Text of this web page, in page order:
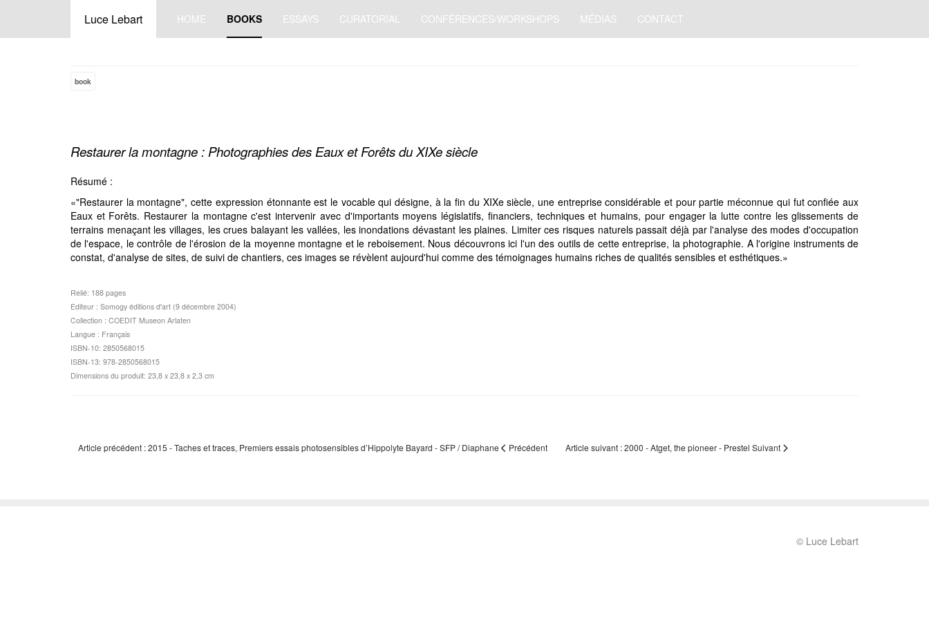
Luce Lebart HOME BOOKS ESSAYS CURATORIAL CONFÉRENCES/WORKSHOPS MÉDIAS CONTACT
book
Restaurer la montagne : Photographies des Eaux et Forêts du XIXe siècle
Résumé :
«"Restaurer la montagne", cette expression étonnante est le vocable qui désigne, à la fin du XIXe siècle, une entreprise considérable et pour partie méconnue qui fut confiée aux
Eaux et Forêts. Restaurer la montagne c'est intervenir avec d'importants moyens législatifs, financiers, techniques et humains, pour engager la lutte contre les glissements de
terrains menaçant les villages, les crues balayant les vallées, les inondations dévastant les plaines. Limiter ces risques naturels passait déjà par l'analyse des modes d'occupation
de l'espace, le contrôle de l'érosion de la moyenne montagne et le reboisement. Nous découvrons ici l'un des outils de cette entreprise, la photographie. A l'origine instruments de
constat, d'analyse de sites, de suivi de chantiers, ces images se révèlent aujourd'hui comme des témoignages humains riches de qualités sensibles et esthétiques.»
Relié: 188 pages
Editeur : Somogy éditions d'art (9 décembre 2004)
Collection : COEDIT Museon Arlaten
Langue : Français
ISBN-10: 2850568015
ISBN-13: 978-2850568015
Dimensions du produit: 23,8 x 23,8 x 2,3 cm
Article précédent : 2015 - Taches et traces, Premiers essais photosensibles d’Hippolyte Bayard - SFP / Diaphane Précédent Article suivant : 2000 - Atget, the pioneer - Prestel Suivant
© Luce Lebart